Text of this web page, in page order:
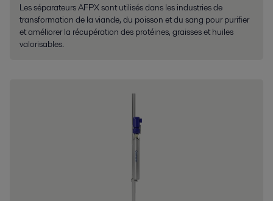
Les séparateurs AFPX sont utilisés dans les industries de
transformation de la viande, du poisson et du sang pour purifier
et améliorer la récupération des protéines, graisses et huiles
valorisables.